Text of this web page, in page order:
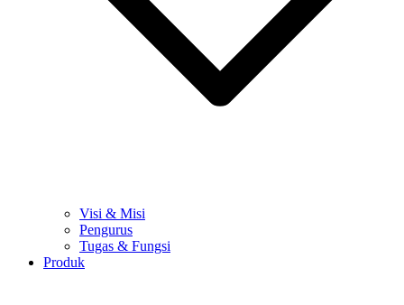
Visi & Misi
Pengurus
Tugas & Fungsi
Produk